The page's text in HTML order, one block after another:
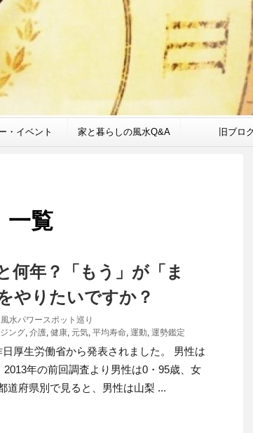
・イベント 家と暮らしの風水Q&A 旧ブロ
一覧
何年？「もう」が「ま
やりたいですか？
水パワースポット巡り
ング, 介護, 健康, 元気, 平均寿命, 運動, 運勢鑑定
厚生労働省から発表されました。 男性は
年の前回調査より男性は0・95歳、女
道府県別で見ると、男性は山梨 ...